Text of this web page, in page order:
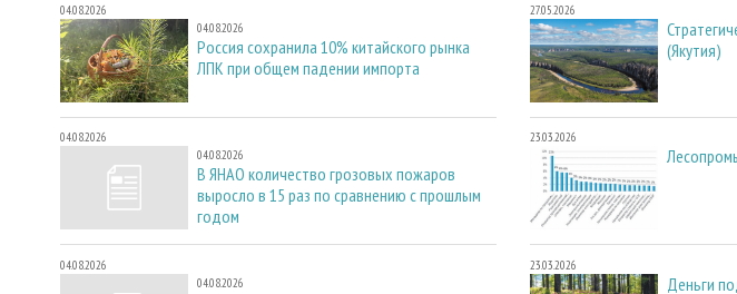
04.08.2026
04.08.2026
Россия сохранила 10% китайского рынка
ЛПК при общем падении импорта
04.08.2026
04.08.2026
В ЯНАО количество грозовых пожаров
выросло в 15 раз по сравнению с прошлым
годом
04.08.2026
04.08.2026
27.05.2026
(Якутия)
23.03.2026
23.03.2026
Деньги